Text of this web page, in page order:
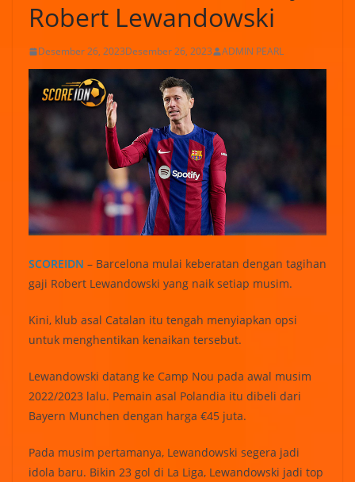
Robert Lewandowski
Desember 26, 2023Desember 26, 2023 ADMIN PEARL
SCOREIDN – Barcelona mulai keberatan dengan tagihan
gaji Robert Lewandowski yang naik setiap musim.
Kini, klub asal Catalan itu tengah menyiapkan opsi
untuk menghentikan kenaikan tersebut.
Lewandowski datang ke Camp Nou pada awal musim
2022/2023 lalu. Pemain asal Polandia itu dibeli dari
Bayern Munchen dengan harga €45 juta.
Pada musim pertamanya, Lewandowski segera jadi
idola baru. Bikin 23 gol di La Liga, Lewandowski jadi top